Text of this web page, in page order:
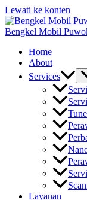
Lewati ke konten
Bengkel Mobil
Home
About
Services
Layanan